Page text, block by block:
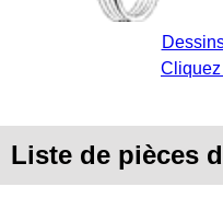
Liste de pièces